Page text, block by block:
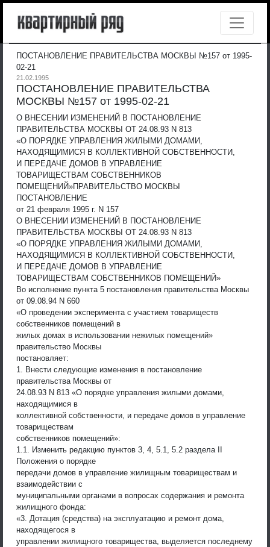
ПОСТАНОВЛЕНИЕ ПРАВИТЕЛЬСТВА МОСКВЫ №157 от 1995-
02-21
21.02.1995
ПОСТАНОВЛЕНИЕ ПРАВИТЕЛЬСТВА
МОСКВЫ №157 от 1995-02-21
О ВНЕСЕНИИ ИЗМЕНЕНИЙ В ПОСТАНОВЛЕНИЕ
ПРАВИТЕЛЬСТВА МОСКВЫ ОТ 24.08.93 N 813
«О ПОРЯДКЕ УПРАВЛЕНИЯ ЖИЛЫМИ ДОМАМИ,
НАХОДЯЩИМИСЯ В КОЛЛЕКТИВНОЙ СОБСТВЕННОСТИ,
И ПЕРЕДАЧЕ ДОМОВ В УПРАВЛЕНИЕ
ТОВАРИЩЕСТВАМ СОБСТВЕННИКОВ
ПОМЕЩЕНИЙ»ПРАВИТЕЛЬСТВО МОСКВЫ
ПОСТАНОВЛЕНИЕ
от 21 февраля 1995 г. N 157
О ВНЕСЕНИИ ИЗМЕНЕНИЙ В ПОСТАНОВЛЕНИЕ
ПРАВИТЕЛЬСТВА МОСКВЫ ОТ 24.08.93 N 813
«О ПОРЯДКЕ УПРАВЛЕНИЯ ЖИЛЫМИ ДОМАМИ,
НАХОДЯЩИМИСЯ В КОЛЛЕКТИВНОЙ СОБСТВЕННОСТИ,
И ПЕРЕДАЧЕ ДОМОВ В УПРАВЛЕНИЕ
ТОВАРИЩЕСТВАМ СОБСТВЕННИКОВ ПОМЕЩЕНИЙ»
Во исполнение пункта 5 постановления правительства Москвы
от 09.08.94 N 660
«О проведении эксперимента с участием товариществ
собственников помещений в
жилых домах в использовании нежилых помещений»
правительство Москвы
постановляет:
1. Внести следующие изменения в постановление
правительства Москвы от
24.08.93 N 813 «О порядке управления жилыми домами,
находящимися в
коллективной собственности, и передаче домов в управление
товариществам
собственников помещений»:
1.1. Изменить редакцию пунктов 3, 4, 5.1, 5.2 раздела II
Положения о порядке
передачи домов в управление жилищным товариществам и
взаимодействии с
муниципальными органами в вопросах содержания и ремонта
жилищного фонда:
«3. Дотация (средства) на эксплуатацию и ремонт дома,
находящегося в
управлении жилищного товарищества, выделяется последнему